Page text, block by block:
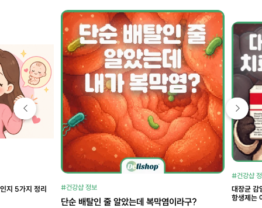
지 5가지 정리 #건강샵 정보
단순 배탈인 줄 알았는데 복막염이라구?
#건강샵
대장균 감
항생제는